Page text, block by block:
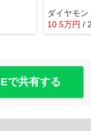
ダイヤモ
10.5万円 /
で共有する